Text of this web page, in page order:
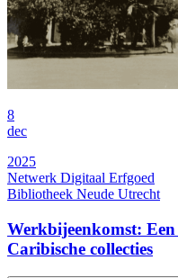
8
dec
2025
Netwerk Digitaal Erfgoed
Bibliotheek Neude Utrecht
Werkbijeenkomst:
Caribische collecties